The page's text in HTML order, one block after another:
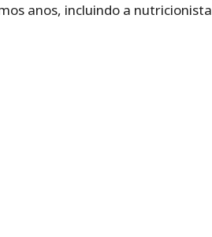
anos, incluindo a nutricionista